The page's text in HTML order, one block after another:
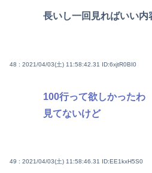
長いし一回見ればいい内
48 : 2021/04/03(土) 11:58:42.31 ID:6xjtR0BI0
100行って欲しかったわ
見てないけど
49 : 2021/04/03(土) 11:58:46.31 ID:EE1kxH5S0